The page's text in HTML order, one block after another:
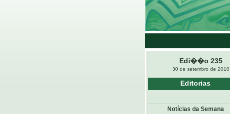
Edi��o 235
30 de setembro de 2010
Editorias
Notícias da Semana